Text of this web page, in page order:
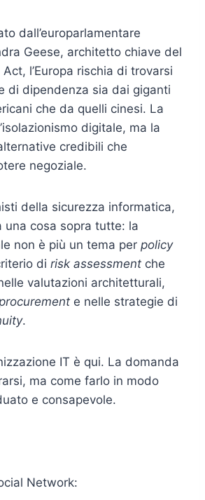
dall’europarlamentare
Geese, architetto chiave del
l’Europa rischia di trovarsi
di dipendenza sia dai giganti
che da quelli cinesi. La
digitale, ma la
credibili che
negoziale.
della sicurezza informatica,
una cosa sopra tutte: la
non è più un tema per policy
di risk assessment che
valutazioni architetturali,
e nelle strategie di
.
IT è qui. La domanda
ma come farlo in modo
e consapevole.
Network: